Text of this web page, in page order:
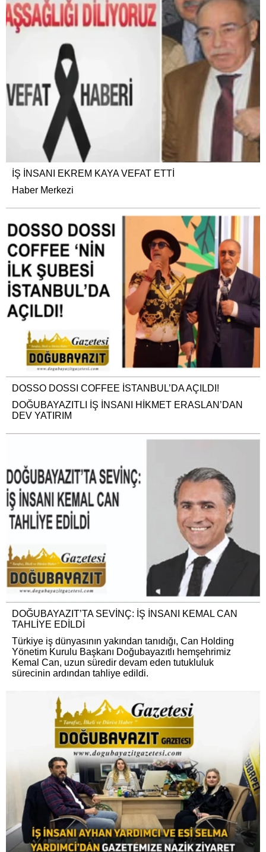
İŞ İNSANI EKREM KAYA VEFAT ETTİ
Haber Merkezi
DOSSO DOSSI COFFEE İSTANBUL’DA AÇILDI!
DOĞUBAYAZITLI İŞ İNSANI HİKMET ERASLAN’DAN
DEV YATIRIM
DOĞUBAYAZIT’TA SEVİNÇ: İŞ İNSANI KEMAL CAN
TAHLİYE EDİLDİ
Türkiye iş dünyasının yakından tanıdığı, Can Holding
Yönetim Kurulu Başkanı Doğubayazıtlı hemşehrimiz
Kemal Can, uzun süredir devam eden tutukluluk
sürecinin ardından tahliye edildi.